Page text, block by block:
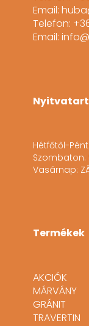
Email:
Telefon:
Email:
Hétfőtől-
Szombaton:
Vasárnap:
Termékek
AKCIÓK
MÁRVÁNY
GRÁNIT
TRAVERTIN